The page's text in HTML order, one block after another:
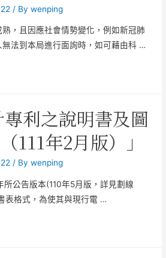
/ Bywenping
，且因應社會情勢變化，例如新冠肺
法到本局進行面詢時，如可藉由科 …
利之說明書及圖
111年2月版）」
/ Bywenping
所公告版本(110年5月版，詳見劃線
表格式，為使其與現行電 …